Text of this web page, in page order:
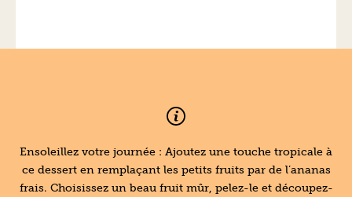
Ensoleillez votre journée : Ajoutez une touche tropicale à
ce dessert en remplaçant les petits fruits par de l’ananas
frais. Choisissez un beau fruit mûr, pelez-le et découpez-